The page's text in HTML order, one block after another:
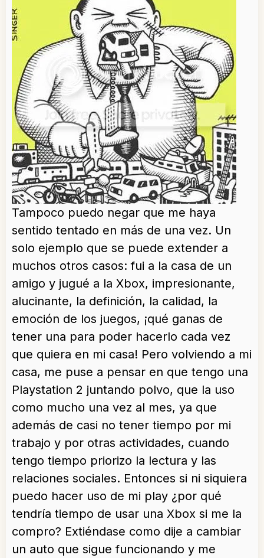
Tampoco puedo negar que me haya
sentido tentado en más de una vez. Un
solo ejemplo que se puede extender a
muchos otros casos: fui a la casa de un
amigo y jugué a la Xbox, impresionante,
alucinante, la definición, la calidad, la
emoción de los juegos, ¡qué ganas de
tener una para poder hacerlo cada vez
que quiera en mi casa! Pero volviendo a mi
casa, me puse a pensar en que tengo una
Playstation 2 juntando polvo, que la uso
como mucho una vez al mes, ya que
además de casi no tener tiempo por mi
trabajo y por otras actividades, cuando
tengo tiempo priorizo la lectura y las
relaciones sociales. Entonces si ni siquiera
puedo hacer uso de mi play ¿por qué
tendría tiempo de usar una Xbox si me la
compro? Extiéndase como dije a cambiar
un auto que sigue funcionando y me